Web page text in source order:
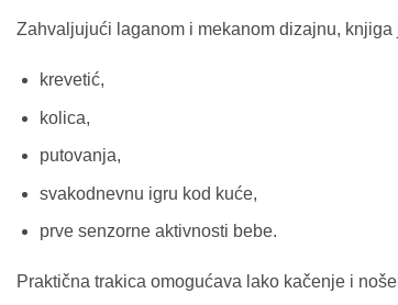
Zahvaljujući laganom i mekanom dizajnu, knjiga
krevetić,
kolica,
putovanja,
svakodnevnu igru kod kuće,
prve senzorne aktivnosti bebe.
Praktična trakica omogućava lako kačenje i